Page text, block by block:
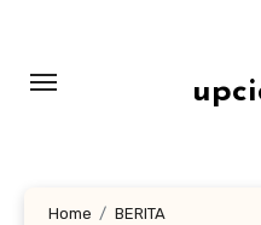
konten
Home
BERITA